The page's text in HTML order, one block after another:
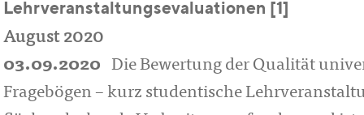
Lehrveranstaltungsevaluationen [1]
August 2020
03.09.2020
Die Bewertung der Qualität
Fragebögen – kurz studentische